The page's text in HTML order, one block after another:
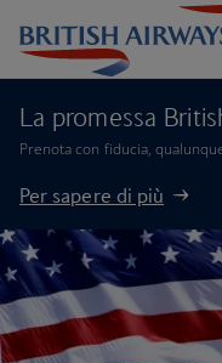
La promessa
Prenota con fiducia,
Per sapere di più